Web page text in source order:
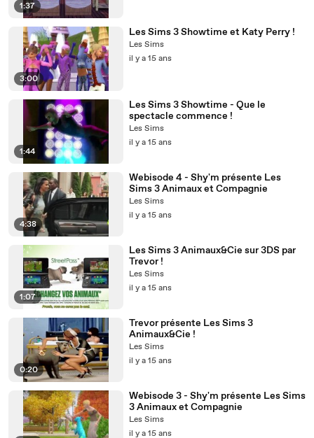
1:37
3:00
Les Sims 3 Showtime et Katy Perry !
Les Sims
il y a 15 ans
1:44
Les Sims 3 Showtime - Que le
spectacle commence !
Les Sims
il y a 15 ans
4:38
Webisode 4 - Shy'm présente Les
Sims 3 Animaux et Compagnie
Les Sims
il y a 15 ans
1:07
Les Sims 3 Animaux&Cie sur 3DS par
Trevor !
Les Sims
il y a 15 ans
0:20
Trevor présente Les Sims 3
Animaux&Cie !
Les Sims
il y a 15 ans
Webisode 3 - Shy'm présente Les Sims
3 Animaux et Compagnie
Les Sims
il y a 15 ans